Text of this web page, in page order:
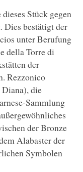
Stück gegen
Dies bestätigt der
unter Berufung
della Torre di
der
Rezzonico
die
Sammlung
der Bronze
Alabaster der
Symbolen